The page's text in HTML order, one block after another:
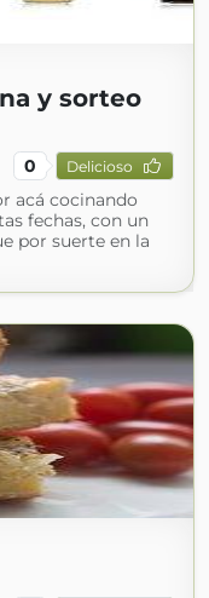
y sorteo
0 Delicioso
acá cocinando
fechas, con un
por suerte en la